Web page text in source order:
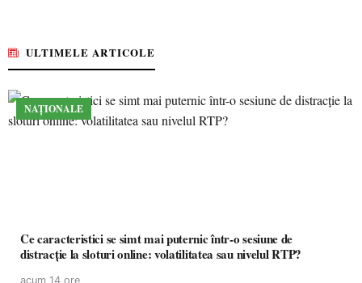
ULTIMELE ARTICOLE
NAȚIONALE
Ce caracteristici se simt mai puternic într-o sesiune de
distracție la sloturi online: volatilitatea sau nivelul RTP?
acum 14 ore